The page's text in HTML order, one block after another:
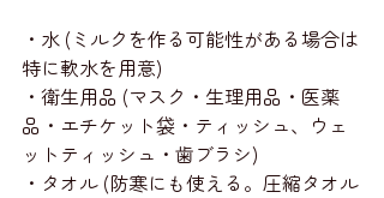
・水 (ミルクを作る可能性がある場合は
特に軟水を用意)
・衛生用品 (マスク・生理用品・医薬
品・エチケット袋・ティッシュ、ウェ
ットティッシュ・歯ブラシ)
・タオル (防寒にも使える。圧縮タオル